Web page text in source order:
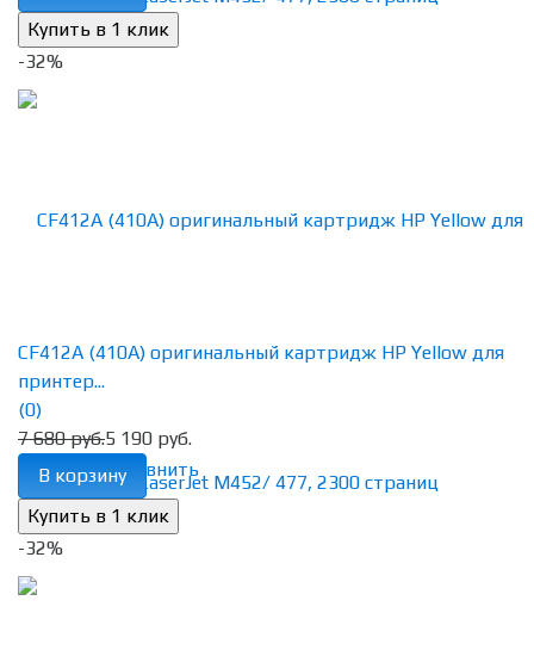
-32%
избранное сравнить
CF412A (410A) оригинальный картридж HP Yellow для
принтер...
(0)
7 680 руб.5 190 руб.
В корзину
-32%